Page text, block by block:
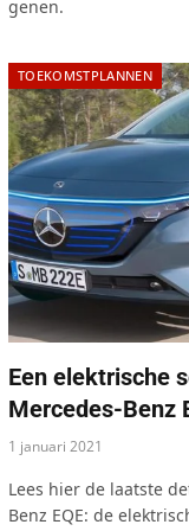
genen.
TOEKOMSTPLANNEN
Een elektrische
Mercedes-Benz
1 januari 2021
Lees hier de laatste
Benz EQE: de